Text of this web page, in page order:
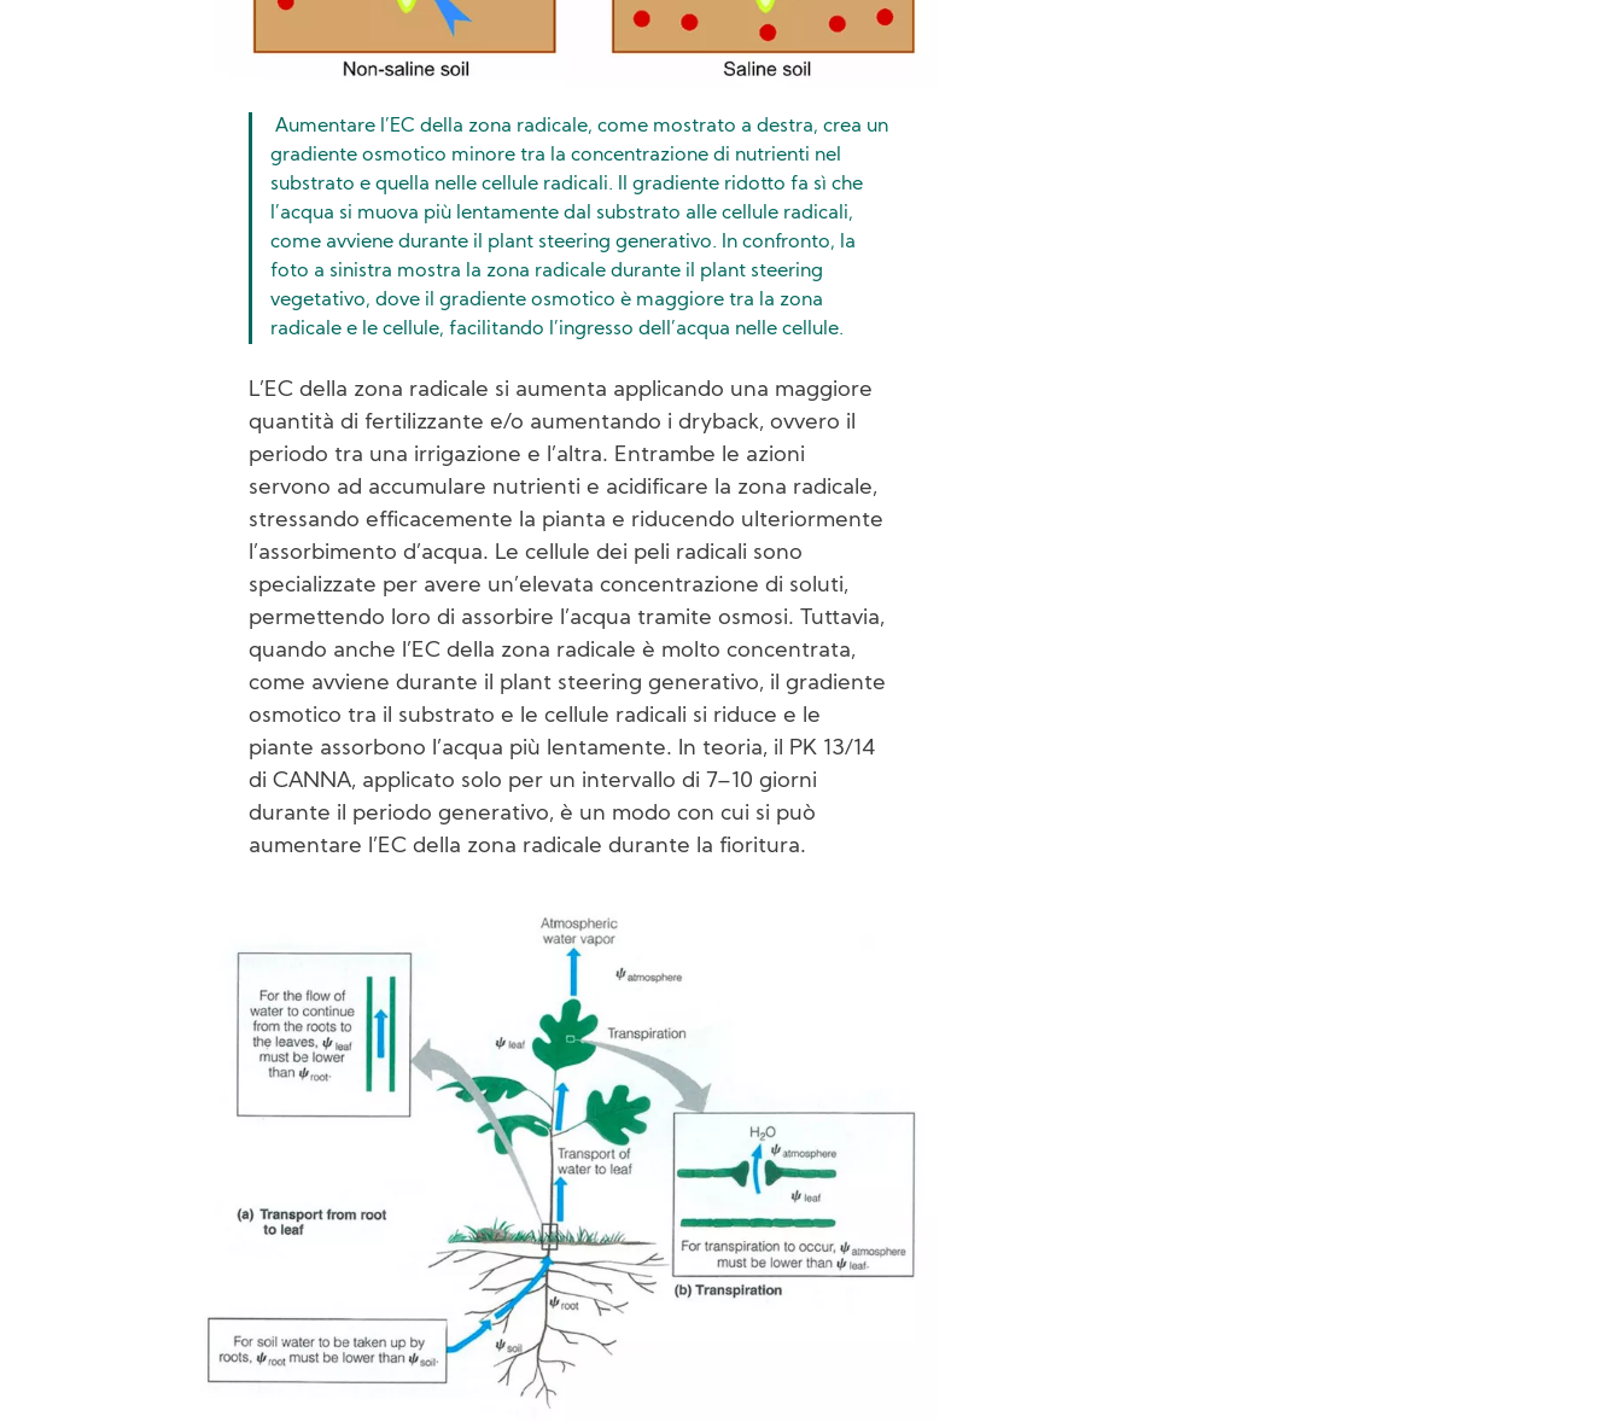
Aumentare l’EC della zona radicale, come mostrato a destra, crea un
gradiente osmotico minore tra la concentrazione di nutrienti nel
substrato e quella nelle cellule radicali. Il gradiente ridotto fa sì che
l’acqua si muova più lentamente dal substrato alle cellule radicali,
come avviene durante il plant steering generativo. In confronto, la
foto a sinistra mostra la zona radicale durante il plant steering
vegetativo, dove il gradiente osmotico è maggiore tra la zona
radicale e le cellule, facilitando l’ingresso dell’acqua nelle cellule.
L’EC della zona radicale si aumenta applicando una maggiore
quantità di fertilizzante e/o aumentando i dryback, ovvero il
periodo tra una irrigazione e l’altra. Entrambe le azioni
servono ad accumulare nutrienti e acidificare la zona radicale,
stressando efficacemente la pianta e riducendo ulteriormente
l’assorbimento d’acqua. Le cellule dei peli radicali sono
specializzate per avere un’elevata concentrazione di soluti,
permettendo loro di assorbire l’acqua tramite osmosi. Tuttavia,
quando anche l’EC della zona radicale è molto concentrata,
come avviene durante il plant steering generativo, il gradiente
osmotico tra il substrato e le cellule radicali si riduce e le
piante assorbono l’acqua più lentamente. In teoria, il PK 13/14
di CANNA, applicato solo per un intervallo di 7–10 giorni
durante il periodo generativo, è un modo con cui si può
aumentare l’EC della zona radicale durante la fioritura.